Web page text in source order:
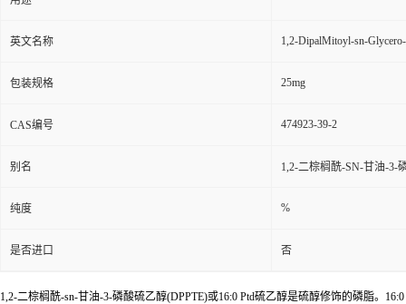
英文名称 1,2-DipalMitoyl-sn-
包装规格 25mg
CAS编号 474923-39-2
别名 1,2-二棕榈酰-SN-甘油-3-
纯度 %
是否进口 否
1,2-二棕榈酰-sn-甘油-3-磷酸硫乙醇(DPPTE)或16:0 Ptd硫乙醇是硫醇修饰的磷脂。